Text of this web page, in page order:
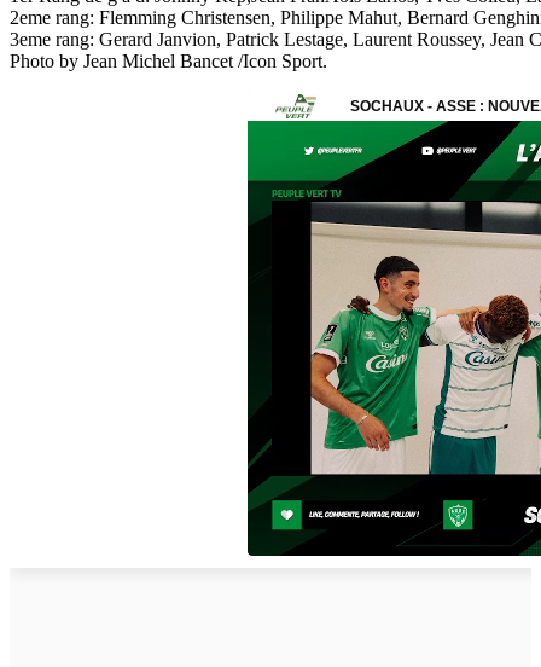
2eme rang: Flemming Christensen, Philippe Mahut, Bernard
3eme rang: Gerard Janvion, Patrick Lestage, Laurent Roussey, Jean
Photo by Jean Michel Bancet /Icon Sport.